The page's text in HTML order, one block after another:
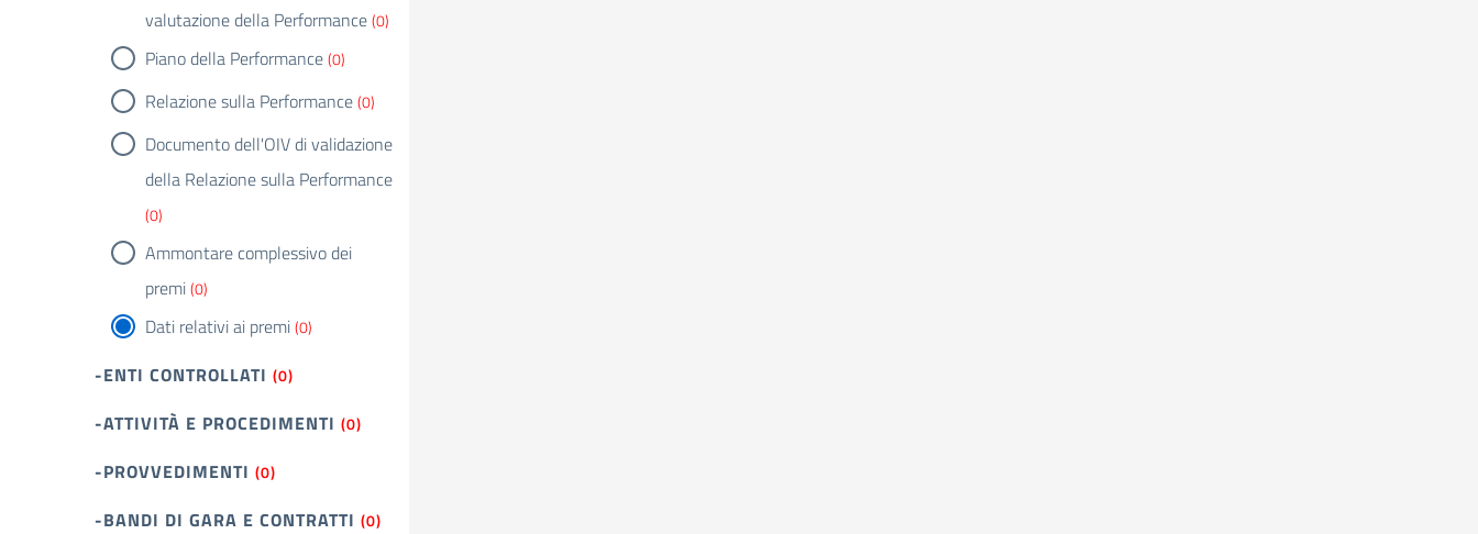
valutazione della Performance(0)
Piano della Performance(0)
Relazione sulla Performance(0)
Documento dell'OIV di validazione
della Relazione sulla Performance
(0)
Ammontare complessivo dei
premi(0)
Dati relativi ai premi(0)
-ENTI CONTROLLATI (0)
-ATTIVITÀ E PROCEDIMENTI (0)
-PROVVEDIMENTI (0)
-BANDI DI GARA E CONTRATTI (0)